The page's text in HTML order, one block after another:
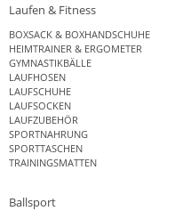
Laufen & Fitness
BOXSACK & BOXHANDSCHUHE
HEIMTRAINER & ERGOMETER
GYMNASTIKBÄLLE
LAUFHOSEN
LAUFSCHUHE
LAUFSOCKEN
LAUFZUBEHÖR
SPORTNAHRUNG
SPORTTASCHEN
TRAININGSMATTEN
Ballsport